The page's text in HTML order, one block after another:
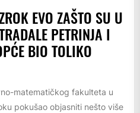
EVO ZAŠTO SU U
PETRINJA I
BIO TOLIKO
matematičkog fakulteta u
pokušao objasniti nešto više